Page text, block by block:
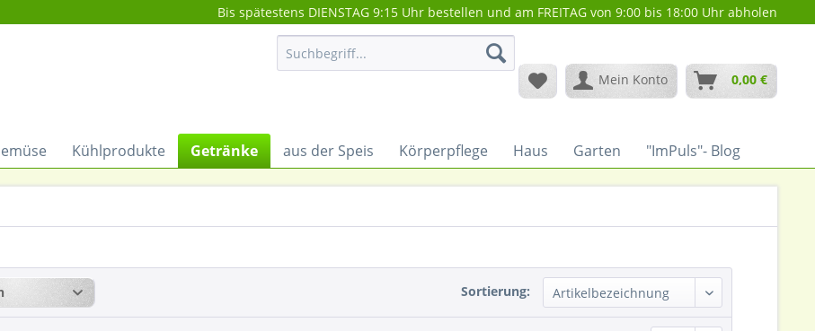
Bis spätestens DIENSTAG 9:15 Uhr bestellen und am FREITAG von 9:00 bis 18:00 Uhr abholen
Mein Konto 0,00 €
Kühlprodukte Getränke aus der Speis Körperpflege Haus Garten "ImPuls"- Blog
Sortierung: